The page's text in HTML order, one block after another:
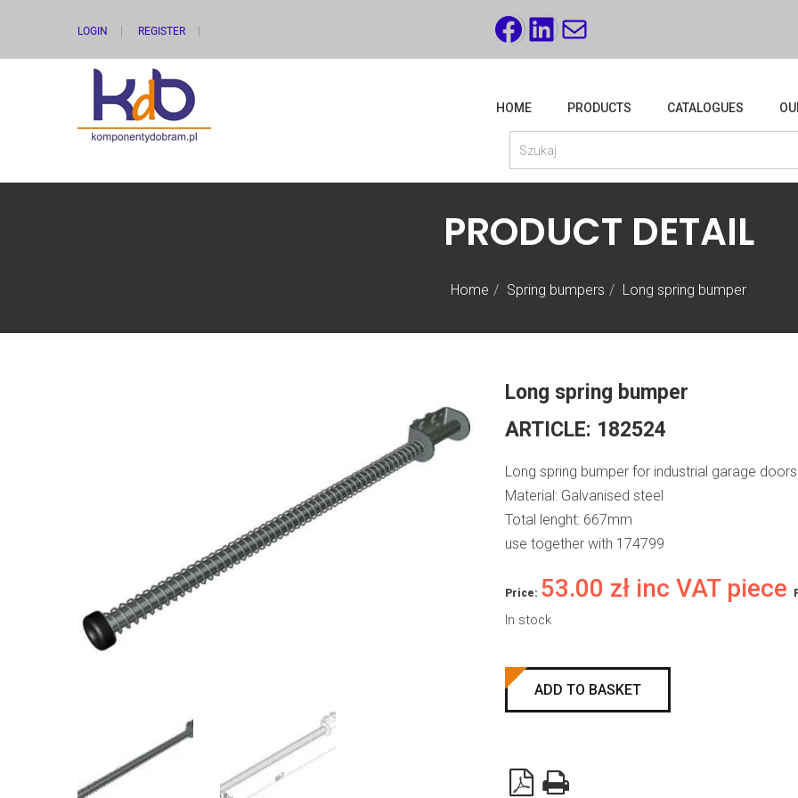
LOGIN REGISTER FACEBOOK
LINKEDIN
MAIL
HOME PRODUCTS CATALOGUES
Home Spring bumpers Long spring bumper
PRODUCT DETAIL
Long spring bumper
ARTICLE: 182524
Long spring bumper for industrial garage doors
Material: Galvanised steel
Total lenght: 667mm
use together with 174799
Price: 53.00 zł inc VAT piece
In stock
Long
ADD TO BASKET